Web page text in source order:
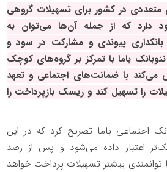
در کشور برای تسهیلات گروهی
دارد که از جمله آن‌ها می‌توان به
پیوندی و مشارکت در سود و
باما با تمرکز بر گروه‌های کوچک
می‌کند با ضمانت‌های اجتماعی و تعهد
را تسهیل کند و ریسک بازپرداخت را
اجتماعی باما تصریح کرد که در این
اعتبار داده می‌شود و پس از رصد
توانمندی بیشتر تسهیلات پرداخت خواهد